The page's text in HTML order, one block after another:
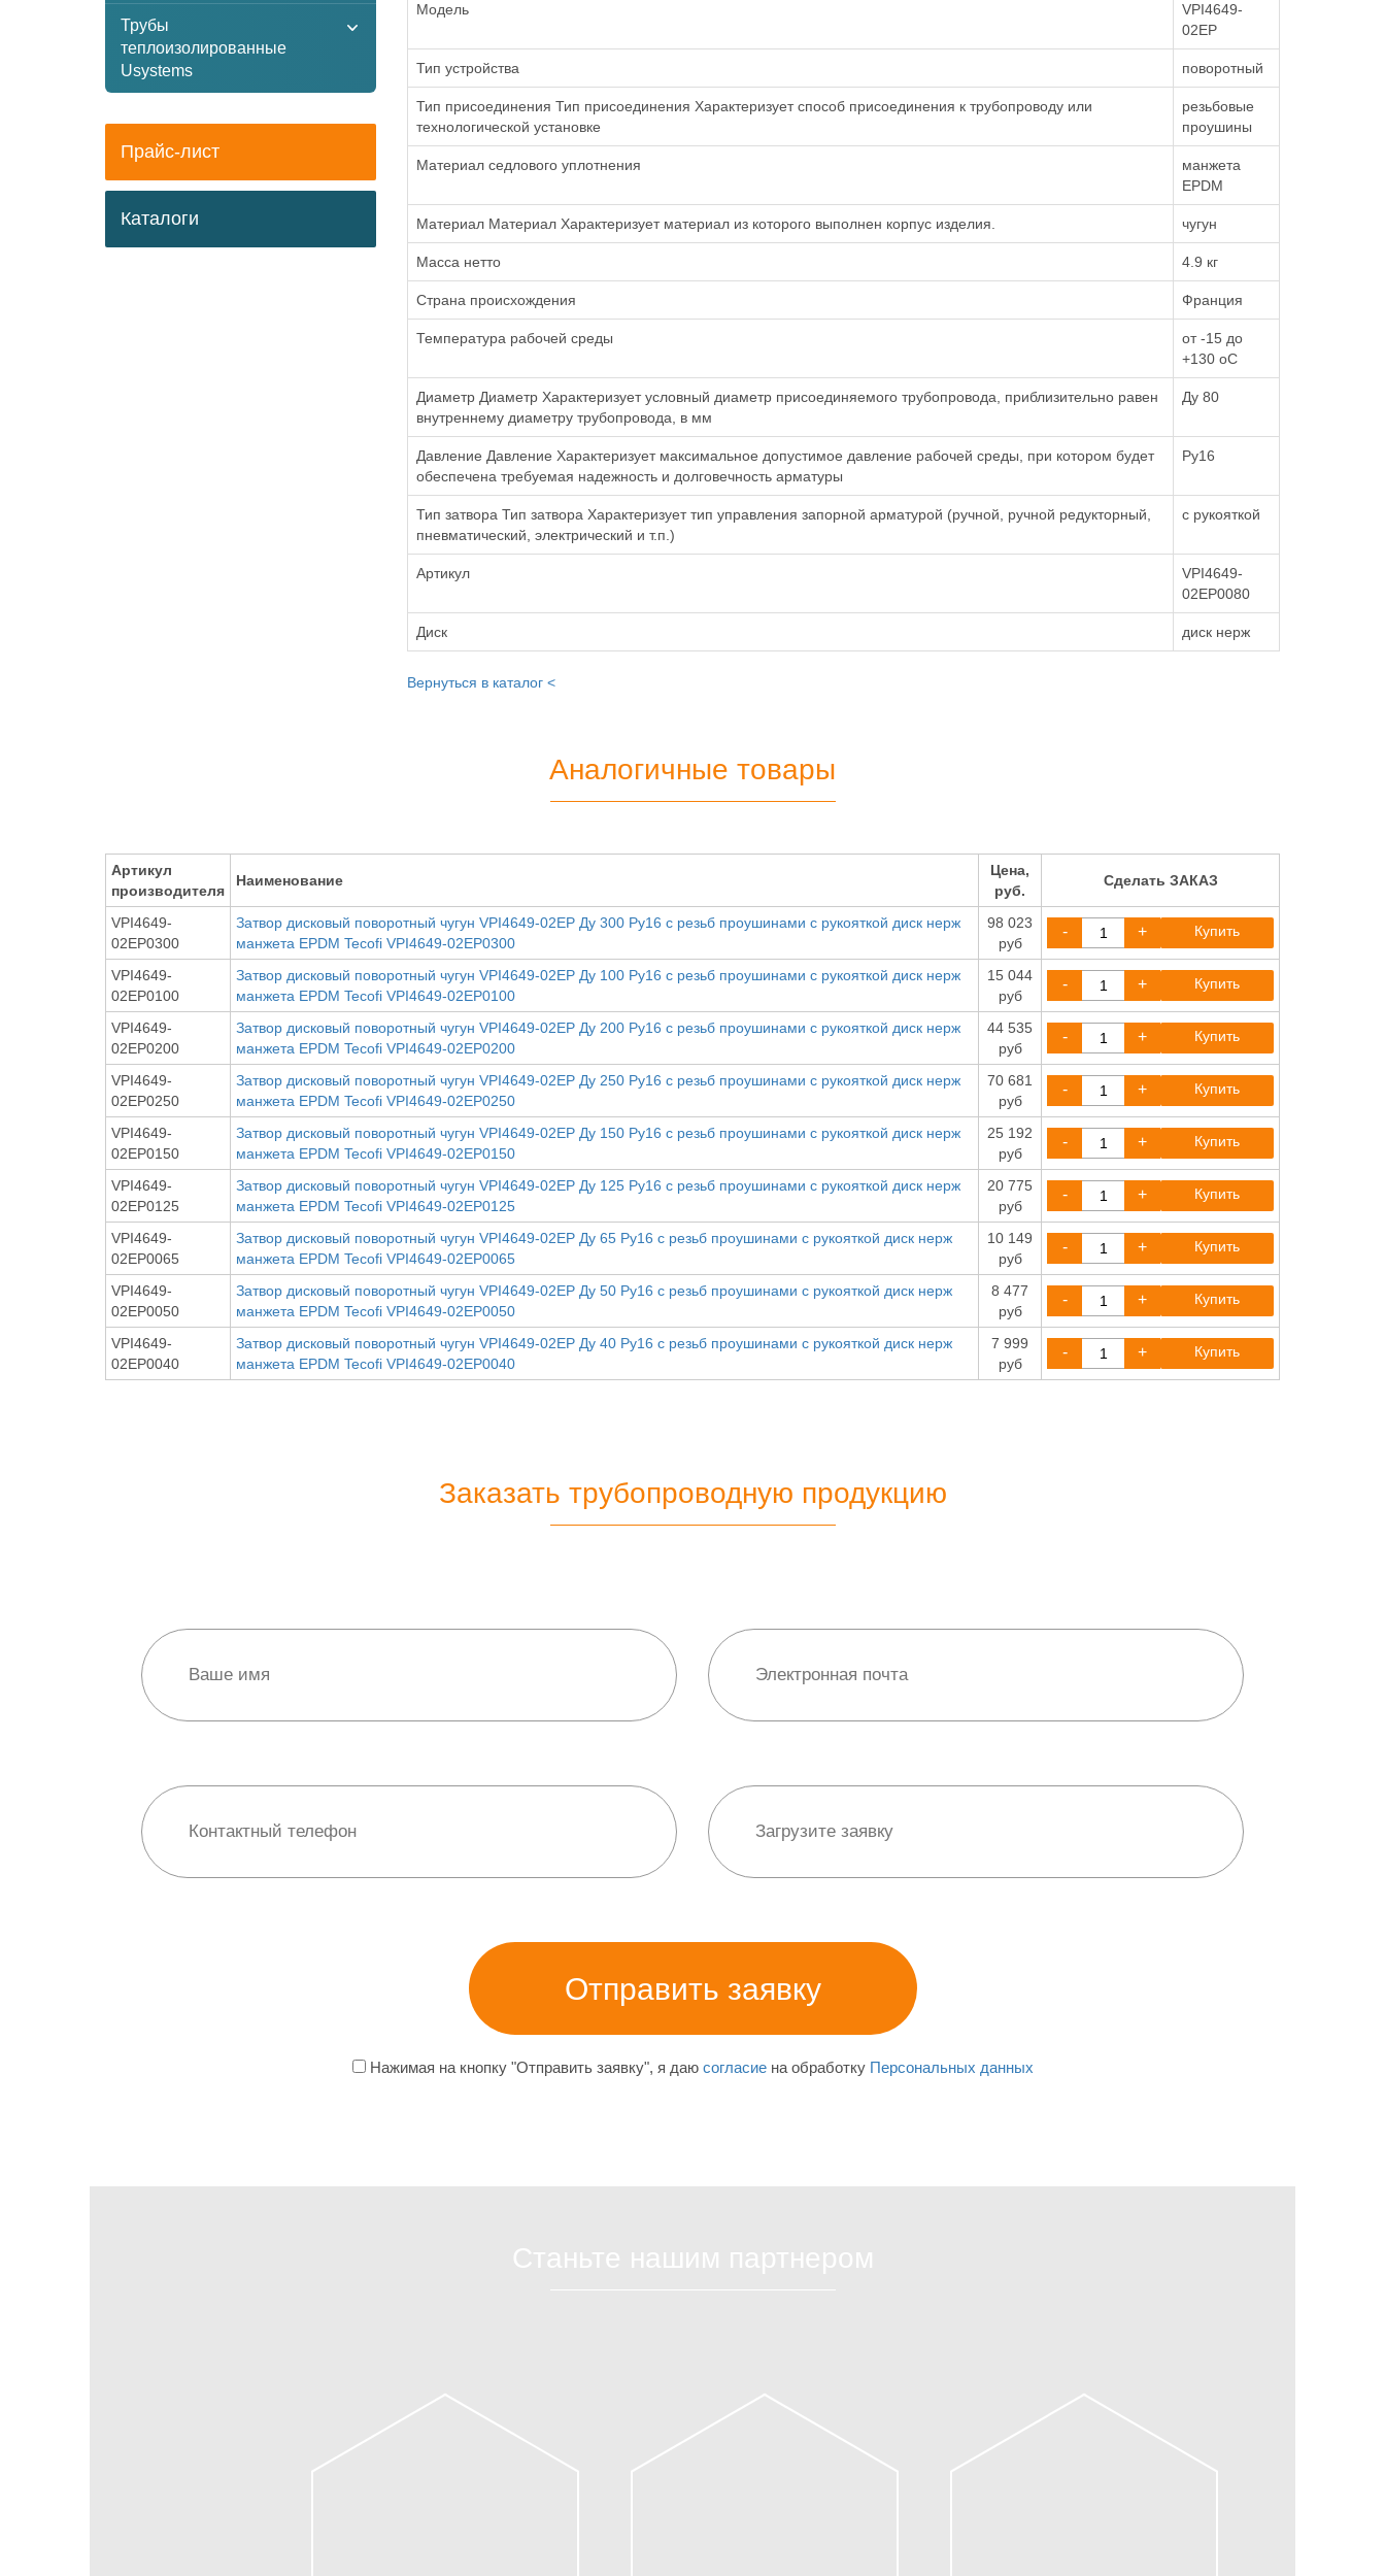
Трубы
теплоизолированные
Usystems
Прайс-лист
Каталоги
Модель
VPI4649-
02EP
Тип устройства поворотный
Тип присоединения Тип присоединения Характеризует способ присоединения к трубопроводу или
технологической установке
резьбовые
проушины
Материал седлового уплотнения
манжета
EPDM
Материал Материал Характеризует материал из которого выполнен корпус изделия. чугун
Масса нетто 4.9 кг
Страна происхождения Франция
Температура рабочей среды
от -15 до
+130 oC
Диаметр Диаметр Характеризует условный диаметр присоединяемого трубопровода, приблизительно равен
внутреннему диаметру трубопровода, в мм
Ду 80
Давление Давление Характеризует максимальное допустимое давление рабочей среды, при котором будет
обеспечена требуемая надежность и долговечность арматуры
Ру16
Тип затвора Тип затвора Характеризует тип управления запорной арматурой (ручной, ручной редукторный,
пневматический, электрический и т.п.)
с рукояткой
Артикул
VPI4649-
02EP0080
Диск диск нерж
Вернуться в каталог <
Аналогичные товары
Артикул
производителя
Наименование
Цена,
руб.
Сделать ЗАКАЗ
VPI4649-
02EP0300
Затвор дисковый поворотный чугун VPI4649-02EP Ду 300 Ру16 с резьб проушинами с рукояткой диск нерж
манжета EPDM Tecofi VPI4649-02EP0300
98 023
руб
- + Купить
VPI4649-
02EP0100
Затвор дисковый поворотный чугун VPI4649-02EP Ду 100 Ру16 с резьб проушинами с рукояткой диск нерж
манжета EPDM Tecofi VPI4649-02EP0100
15 044
руб
- + Купить
VPI4649-
02EP0200
Затвор дисковый поворотный чугун VPI4649-02EP Ду 200 Ру16 с резьб проушинами с рукояткой диск нерж
манжета EPDM Tecofi VPI4649-02EP0200
44 535
руб
- + Купить
VPI4649-
02EP0250
Затвор дисковый поворотный чугун VPI4649-02EP Ду 250 Ру16 с резьб проушинами с рукояткой диск нерж
манжета EPDM Tecofi VPI4649-02EP0250
70 681
руб
- + Купить
VPI4649-
02EP0150
Затвор дисковый поворотный чугун VPI4649-02EP Ду 150 Ру16 с резьб проушинами с рукояткой диск нерж
манжета EPDM Tecofi VPI4649-02EP0150
25 192
руб
- + Купить
VPI4649-
02EP0125
Затвор дисковый поворотный чугун VPI4649-02EP Ду 125 Ру16 с резьб проушинами с рукояткой диск нерж
манжета EPDM Tecofi VPI4649-02EP0125
20 775
руб
- + Купить
VPI4649-
02EP0065
Затвор дисковый поворотный чугун VPI4649-02EP Ду 65 Ру16 с резьб проушинами с рукояткой диск нерж
манжета EPDM Tecofi VPI4649-02EP0065
10 149
руб
- + Купить
VPI4649-
02EP0050
Затвор дисковый поворотный чугун VPI4649-02EP Ду 50 Ру16 с резьб проушинами с рукояткой диск нерж
манжета EPDM Tecofi VPI4649-02EP0050
8 477
руб
- + Купить
VPI4649-
02EP0040
Затвор дисковый поворотный чугун VPI4649-02EP Ду 40 Ру16 с резьб проушинами с рукояткой диск нерж
манжета EPDM Tecofi VPI4649-02EP0040
7 999
руб
- + Купить
Заказать трубопроводную продукцию
Нажимая на кнопку "Отправить заявку", я даю согласиена обработку Персональных данных